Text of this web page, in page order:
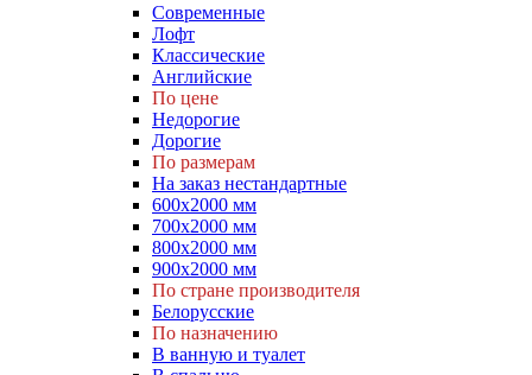
Современные
Лофт
Классические
Английские
По цене
Недорогие
Дорогие
По размерам
На заказ нестандартные
600х2000 мм
700х2000 мм
800х2000 мм
900х2000 мм
По стране производителя
Белорусские
По назначению
В ванную и туалет